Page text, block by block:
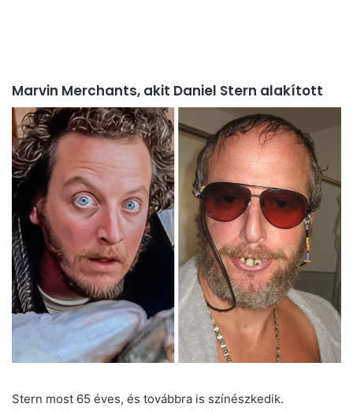
Marvin Merchants, akit Daniel Stern alakított
Stern most 65 éves, és továbbra is színészkedik.